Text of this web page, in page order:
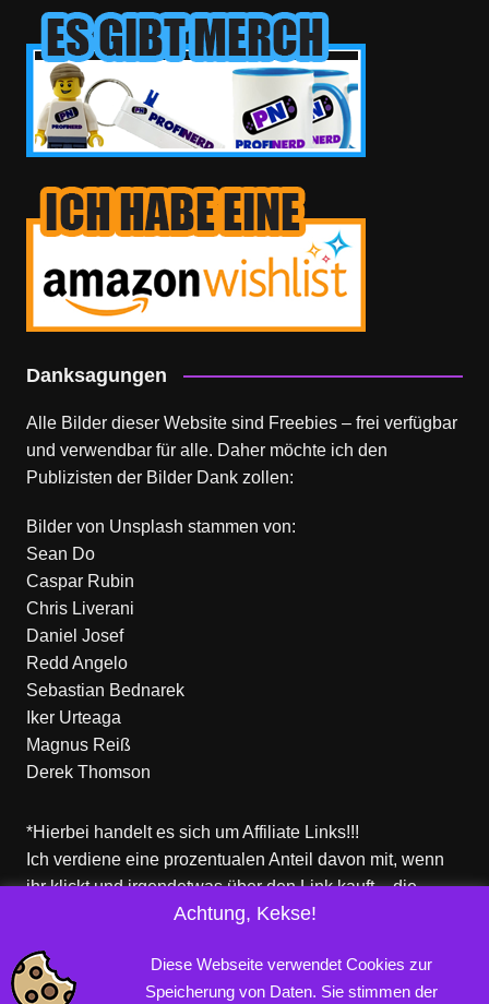
Danksagungen
Alle Bilder dieser Website sind Freebies – frei verfügbar
und verwendbar für alle. Daher möchte ich den
Publizisten der Bilder Dank zollen:
Bilder von Unsplash stammen von:
Sean Do
Caspar Rubin
Chris Liverani
Daniel Josef
Redd Angelo
Sebastian Bednarek
Iker Urteaga
Magnus Reiß
Derek Thomson
*Hierbei handelt es sich um Affiliate Links!!!
Ich verdiene eine prozentualen Anteil davon mit, wenn
ihr klickt und irgendetwas über den Link kauft – die
Produkte dort sind aber nicht von mir!
Achtung, Kekse!
Diese Webseite verwendet Cookies zur
Speicherung von Daten. Sie stimmen der